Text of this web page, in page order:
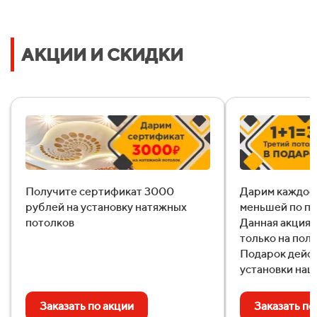
Даю согласие наобработку персональных данных
АКЦИИ И СКИДКИ
Получите сертификат 3000
рублей на установку натяжных
потолков
Заказать по акции
Дарим
меньшей по
Данная акция
только на
Подарок
установки
Заказать